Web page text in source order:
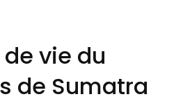
de vie du
de Sumatra